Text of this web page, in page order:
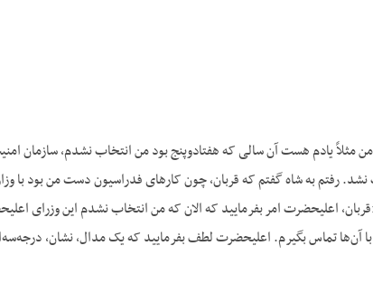
مثلاً یادم هست آن سالی که هفتادوپنج بود من انتخاب نشدم، سازمان
رفتم به شاه گفتم که قربان، چون کارهای فدراسیون دست من بود با
اعلیحضرت امر بفرمایید که الان که من انتخاب نشدم این وزرای
آن‌ها تماس بگیرم. اعلیحضرت لطف بفرمایید که یک مدال، نشان،